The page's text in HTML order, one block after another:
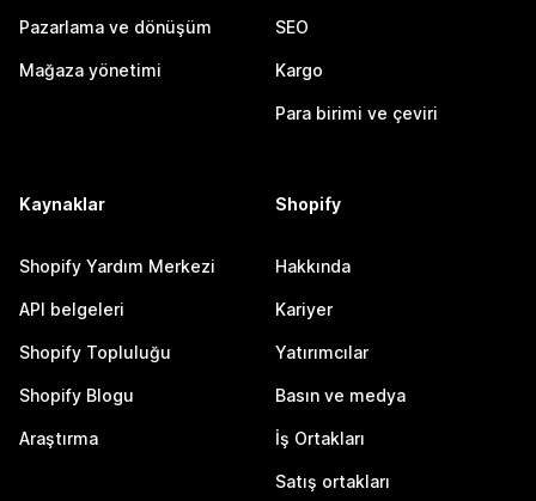
Pazarlama ve dönüşüm
Mağaza yönetimi
SEO
Kargo
Para birimi ve çeviri
Kaynaklar
Shopify Yardım Merkezi
API belgeleri
Shopify Topluluğu
Shopify Blogu
Araştırma
Shopify
Hakkında
Kariyer
Yatırımcılar
Basın ve medya
İş Ortakları
Satış ortakları